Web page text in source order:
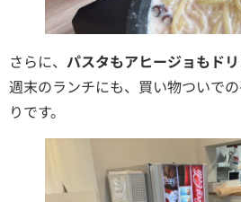
さらに、 パスタもアヒージョもド
週末のランチにも、買い物ついで
りです。